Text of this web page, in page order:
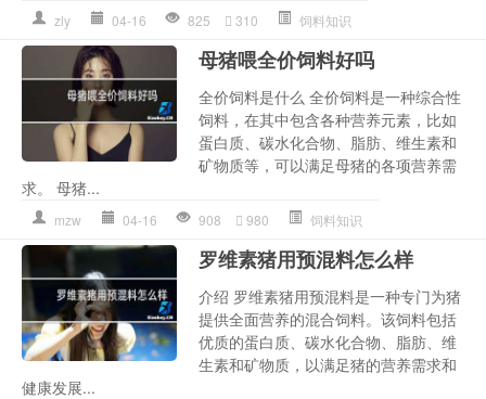
zly 04-16 825 310 饲料知识
母猪喂全价饲料好吗
全价饲料是什么 全价饲料是一种综合性
饲料，在其中包含各种营养元素，比如
蛋白质、碳水化合物、脂肪、维生素和
矿物质等，可以满足母猪的各项营养需
求。 母猪...
mzw 04-16 908 980 饲料知识
罗维素猪用预混料怎么样
介绍 罗维素猪用预混料是一种专门为猪
提供全面营养的混合饲料。该饲料包括
优质的蛋白质、碳水化合物、脂肪、维
生素和矿物质，以满足猪的营养需求和
健康发展...